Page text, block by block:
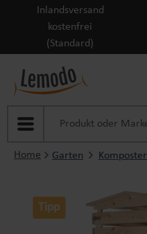
Zum Hauptinhalt springen
Inlandsversand
kostenfrei
(Standard)
Home Garten Komposter
Tipp